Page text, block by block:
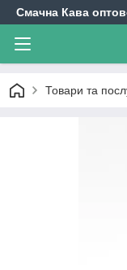
Смачна Кава
Товари та